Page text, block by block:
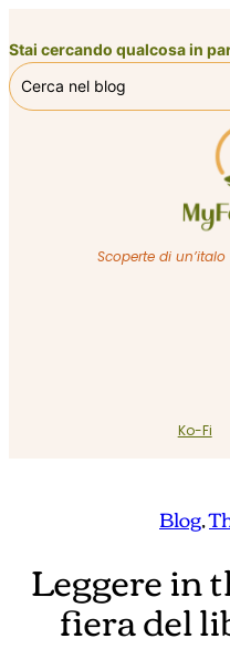
al
contenuto
Stai cercando qualcosa in
Scoperte di
Ko-Fi
Blog,
Leggere in
fiera del